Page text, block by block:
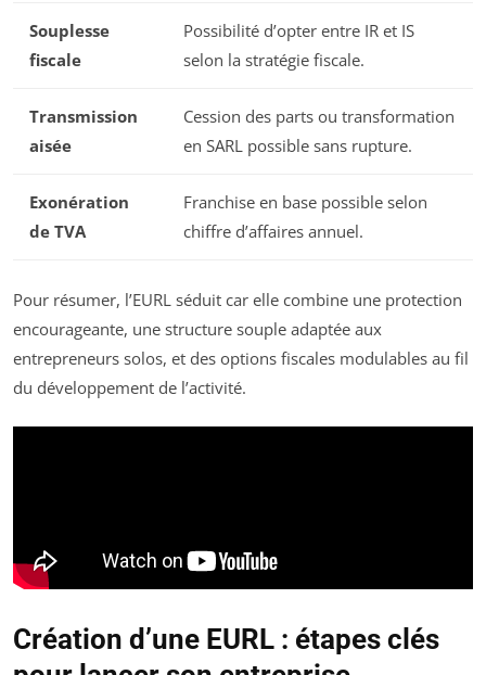
Souplesse
fiscale
Possibilité d’opter entre IR et IS
selon la stratégie fiscale.
Transmission
aisée
Cession des parts ou transformation
en SARL possible sans rupture.
Exonération
de TVA
Franchise en base possible selon
chiffre d’affaires annuel.
Pour résumer, l’EURL séduit car elle combine une protection
encourageante, une structure souple adaptée aux
entrepreneurs solos, et des options fiscales modulables au fil
du développement de l’activité.
Création d’une EURL : étapes clés